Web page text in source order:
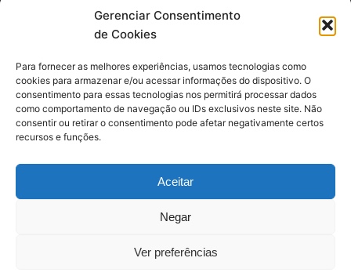
Gerenciar Consentimento
de Cookies
Para fornecer as melhores experiências, usamos tecnologias como
cookies para armazenar e/ou acessar informações do dispositivo. O
consentimento para essas tecnologias nos permitirá processar dados
como comportamento de navegação ou IDs exclusivos neste site. Não
consentir ou retirar o consentimento pode afetar negativamente certos
recursos e funções.
Aceitar
Negar
Ver preferências
Relatório TS1 2025
Relatório TS1 2026
APOIAR
Intenções de Missa
© 2026 Mosteiro de São Bento do Rio de Janeiro · Todos os direitos